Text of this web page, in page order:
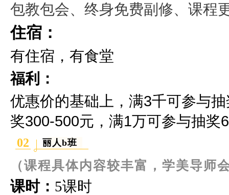
包教包会、终身免费副修、课程
住宿：
有住宿，有食堂
福利：
优惠价的基础上，满3千可参与
奖300-500元，满1万可参与抽奖
02 丽人b班
（课程具体内容较丰富，学美导师
课时： 5课时